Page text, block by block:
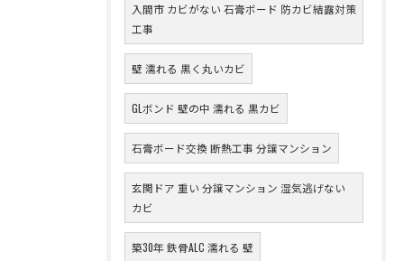
入間市 カビがない 石膏ボード 防カビ結露対策
工事
壁 濡れる 黒く丸いカビ
GLボンド 壁の中 濡れる 黒カビ
石膏ボード交換 断熱工事 分譲マンション
玄関ドア 重い 分譲マンション 湿気逃げない
カビ
築30年 鉄骨ALC 濡れる 壁